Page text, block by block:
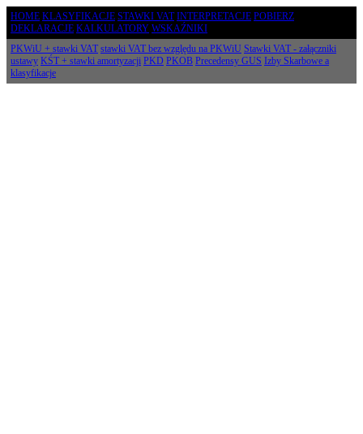
HOME KLASYFIKACJE STAWKI VAT INTERPRETACJE POBIERZ
DEKLARACJE KALKULATORY WSKAŹNIKI
PKWiU + stawki VAT stawki VAT bez względu na PKWiU Stawki VAT - załączniki
ustawy KŚT + stawki amortyzacji PKD PKOB Precedensy GUS Izby Skarbowe a
klasyfikacje